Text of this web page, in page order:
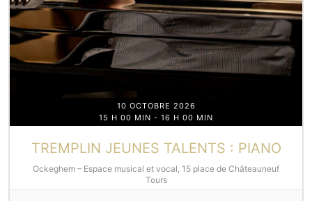
10 OCTOBRE 2026
15 H 00 MIN - 16 H 00 MIN
TREMPLIN JEUNES TALENTS : PIANO
Ockeghem – Espace musical et vocal, 15 place de Châteauneuf
Tours